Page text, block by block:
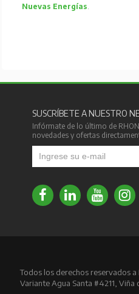
Nuevas Energías.
SUSCRÍBETE A NUESTRO
Infórmate de lo último de
novedades y ofertas
Todos los derechos reservados a
Variante Agua Santa #4211, Viña